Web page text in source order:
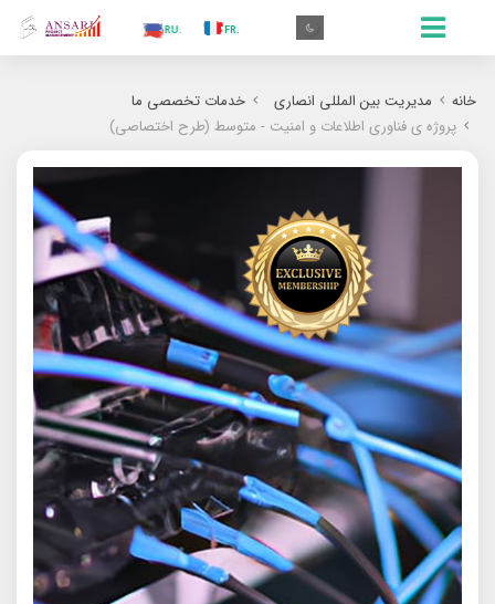
.RU
.ES
.IN
خانه مدیریت بین المللی انصاری
خدمات تخصصی ما
پروژه ی فناوری اطلاعات و امنیت - متوسط (طرح اختصاصی)